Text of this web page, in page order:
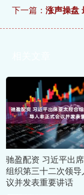
下一篇： 涨声操盘
驰盈配资 习近平出
组织第三十二次领
议并发表重要讲话